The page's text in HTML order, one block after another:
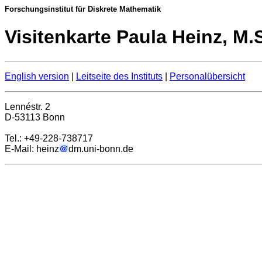
Forschungsinstitut für Diskrete Mathematik
Visitenkarte Paula Heinz,
English version Leitseite des Instituts Personalübersicht
Lennéstr. 2
D-53113 Bonn
Tel.: +49-228-738717
E-Mail: heinz
dm.uni-bonn.de